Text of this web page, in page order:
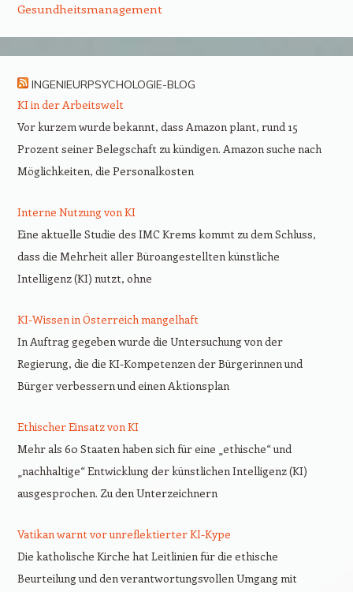
Gesundheitsmanagement
INGENIEURPSYCHOLOGIE-BLOG
KI in der Arbeitswelt
Vor kurzem wurde bekannt, dass Amazon plant, rund 15
Prozent seiner Belegschaft zu kündigen. Amazon suche nach
Möglichkeiten, die Personalkosten
Interne Nutzung von KI
Eine aktuelle Studie des IMC Krems kommt zu dem Schluss,
dass die Mehrheit aller Büroangestellten künstliche
Intelligenz (KI) nutzt, ohne
KI-Wissen in Österreich mangelhaft
In Auftrag gegeben wurde die Untersuchung von der
Regierung, die die KI-Kompetenzen der Bürgerinnen und
Bürger verbessern und einen Aktionsplan
Ethischer Einsatz von KI
Mehr als 60 Staaten haben sich für eine „ethische“ und
„nachhaltige“ Entwicklung der künstlichen Intelligenz (KI)
ausgesprochen. Zu den Unterzeichnern
Vatikan warnt vor unreflektierter KI-Kype
Die katholische Kirche hat Leitlinien für die ethische
Beurteilung und den verantwortungsvollen Umgang mit